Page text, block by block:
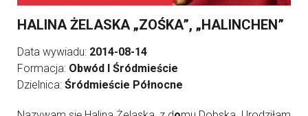
HALINA ŻELASKA „ZOŚKA”, „HALINCHEN”
Data wywiadu: 2014-08-14
Formacja: Obwód I Śródmieście
Dzielnica: Śródmieście Północne